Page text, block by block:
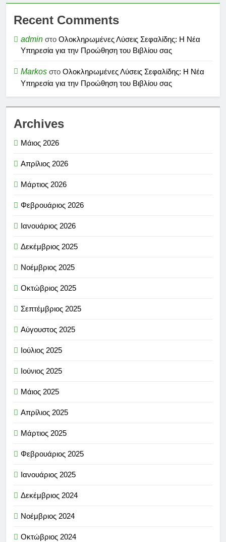
Recent Comments
admin στο Ολοκληρωμένες Λύσεις Σεφαλίδης: Η Νέα
Υπηρεσία για την Προώθηση του Βιβλίου σας
Markos στο Ολοκληρωμένες Λύσεις Σεφαλίδης: Η Νέα
Υπηρεσία για την Προώθηση του Βιβλίου σας
Archives
Μάιος 2026
Απρίλιος 2026
Μάρτιος 2026
Φεβρουάριος 2026
Ιανουάριος 2026
Δεκέμβριος 2025
Νοέμβριος 2025
Οκτώβριος 2025
Σεπτέμβριος 2025
Αύγουστος 2025
Ιούλιος 2025
Ιούνιος 2025
Μάιος 2025
Απρίλιος 2025
Μάρτιος 2025
Φεβρουάριος 2025
Ιανουάριος 2025
Δεκέμβριος 2024
Νοέμβριος 2024
Οκτώβριος 2024